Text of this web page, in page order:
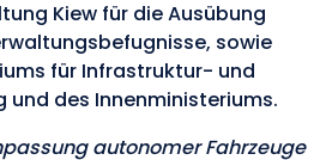
Kiew für die Ausübung
sowie
für Infrastruktur- und
und des Innenministeriums.
autonomer Fahrzeuge